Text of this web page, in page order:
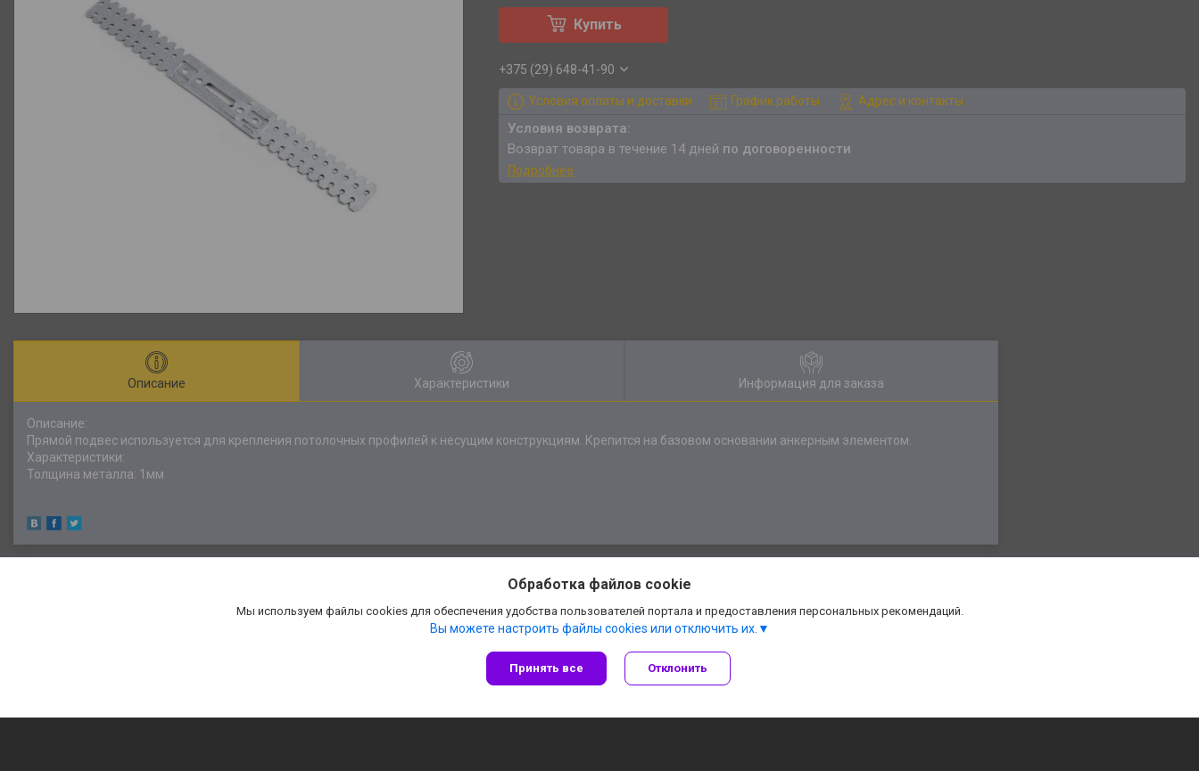
Купить
+375 (29) 648-41-90
Условия оплаты и доставки График работы Адрес и контакты
возврат товара в течение 14 дней по договоренности
Подробнее
Описание Характеристики Информация для заказа
Описание:
Прямой подвес используется для крепления потолочных профилей к несущим конструкциям. Крепится на базовом основании анкерным элементом.
Характеристики:
Толщина металла: 1мм
Сайт создан на платформе Deal.by
Политика обработки файлов cookies
Обработка файлов cookie
Мы используем файлы cookies для обеспечения удобства пользователей портала и предоставления персональных рекомендаций.
Вы можете настроить файлы cookies или отключить их.
Принять все Отклонить